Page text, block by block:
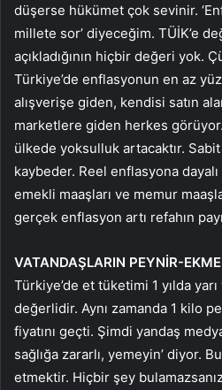
düşerse hükümet çok sevinir.
millete sor’ diyeceğim. TÜİK’e
açıkladığının hiçbir değeri yok.
Türkiye’de enflasyonun en az
alışverişe giden, kendisi satın
marketlere giden herkes görüyor.
ülkede yoksulluk artacaktır.
kaybeder. Reel enflasyona
emekli maaşları ve memur
gerçek enflasyon artı refahın
VATANDAŞLARIN PEYNİR-
Türkiye’de et tüketimi 1 yılda yarı
değerlidir. Aynı zamanda 1 kilo
fiyatını geçti. Şimdi yandaş
sağlığa zararlı, yemeyin’ diyor.
etmektir. Hiçbir şey